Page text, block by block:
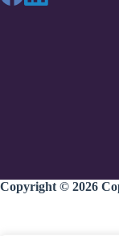
Copyright © 2026